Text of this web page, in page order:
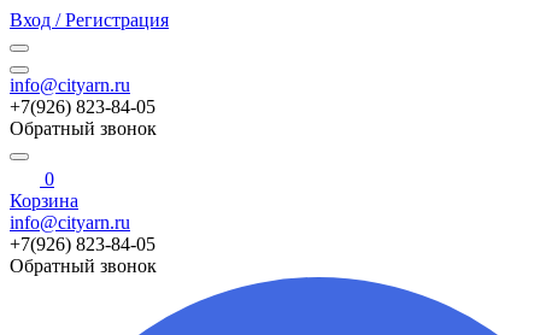
Вход / Регистрация
info@cityarn.ru
+7(926) 823-84-05
Обратный звонок
0
Корзина
info@cityarn.ru
+7(926) 823-84-05
Обратный звонок